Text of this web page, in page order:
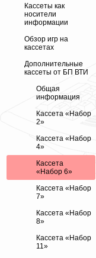
Кассеты как
носители
информации
Обзор игр на
кассетах
Дополнительные
кассеты от БП ВТИ
Общая
информация
Кассета «Набор
2»
Кассета «Набор
4»
Кассета
«Набор 6»
Кассета «Набор
7»
Кассета «Набор
8»
Кассета «Набор
11»